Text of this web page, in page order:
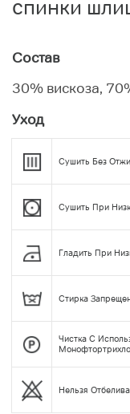
спинки
Состав
30% вискоза,
Уход
Сушить Без
Сушить При
Гладить При
Стирка
Чистка С
Нельзя